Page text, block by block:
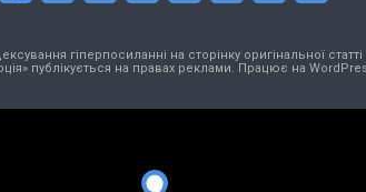
гіперпосиланні на сторінку оригінальної
публікується на правах реклами. Працює на